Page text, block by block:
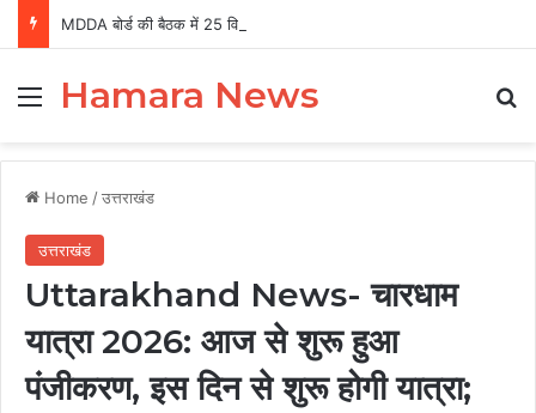
MenuHamara News
Home /उत्तराखंड
उत्तराखंड
Uttarakhand News- चारधाम
यात्रा 2026: आज से शुरू हुआ
पंजीकरण, इस दिन से शुरू होगी यात्रा;